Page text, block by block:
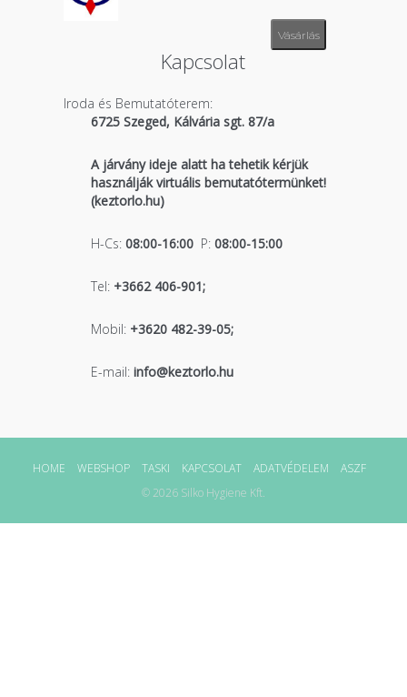
Vásárlás
Kapcsolat
Iroda és Bemutatóterem:
6725 Szeged, Kálvária sgt. 87/a
A járvány ideje alatt ha tehetik kérjük
használják virtuális bemutatótermünket!
(keztorlo.hu)
H-Cs:08:00-16:00 P:08:00-15:00
Tel:+3662 406-901;
Mobil:+3620 482-39-05;
E-mail:info@keztorlo.hu
HOME WEBSHOP TASKI KAPCSOLAT ADATVÉDELEM
ASZF
© 2026 Silko Hygiene Kft.